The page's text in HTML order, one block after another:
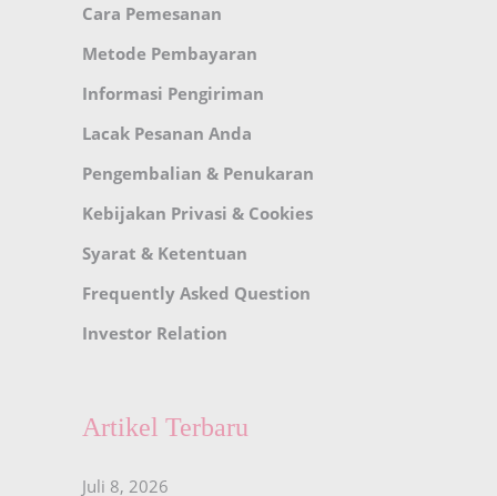
Cara Pemesanan
Metode Pembayaran
Informasi Pengiriman
Lacak Pesanan Anda
Pengembalian & Penukaran
Kebijakan Privasi & Cookies
Syarat & Ketentuan
Frequently Asked Question
Investor Relation
Artikel Terbaru
Juli 8, 2026